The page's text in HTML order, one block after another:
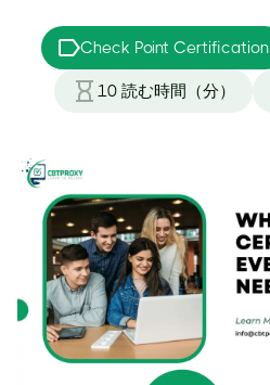
Check Point Certification
10 読む時間（分）